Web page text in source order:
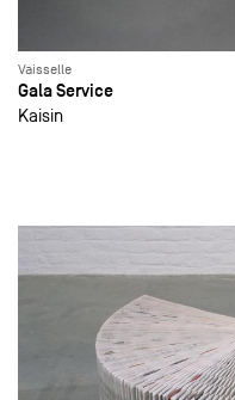
Vaisselle
Gala Service
Kaisin